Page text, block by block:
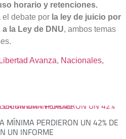
horario y retenciones.
el debate por la ley de juicio por
la Ley de DNU, ambos temas
Avanza, Nacionales
MÍNIMA PERDIERON UN 42% DE
UN INFORME